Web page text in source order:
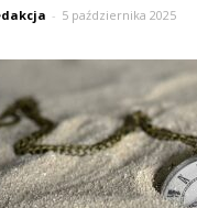
- 5 października 2025